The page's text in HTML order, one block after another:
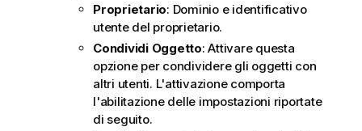
Proprietario: Dominio e identificativo
utente del proprietario.
Condividi Oggetto: Attivare questa
opzione per condividere gli oggetti con
altri utenti. L'attivazione comporta
l'abilitazione delle impostazioni riportate
di seguito.